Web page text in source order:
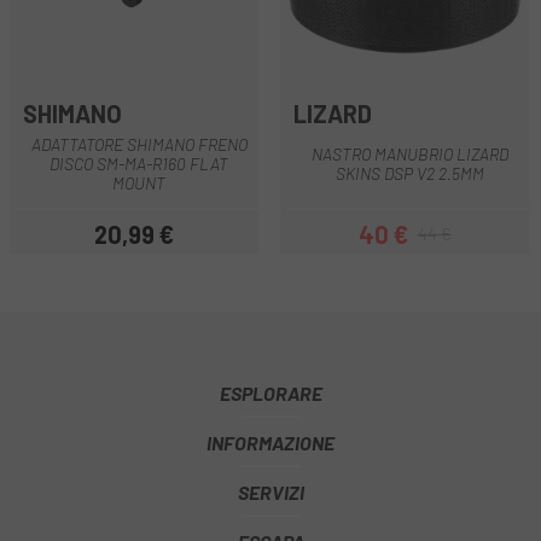
SHIMANO
ADATTATORE SHIMANO FRENO
DISCO SM-MA-R160 FLAT
MOUNT
Prezzo
20,99 €
LIZARD
NASTRO MANUBRIO LIZARD
SKINS DSP V2 2.5MM
Prezzo
40 €Prezzo base
ESPLORARE
INFORMAZIONE
SERVIZI